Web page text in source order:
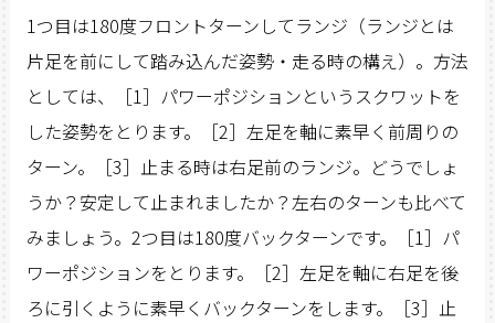
1つ目は180度フロントターンしてランジ（ランジとは
片足を前にして踏み込んだ姿勢・走る時の構え）。方法
としては、［1］パワーポジションというスクワットを
した姿勢をとります。［2］左足を軸に素早く前周りの
ターン。［3］止まる時は右足前のランジ。どうでしょ
うか？安定して止まれましたか？左右のターンも比べて
みましょう。2つ目は180度バックターンです。［1］パ
ワーポジションをとります。［2］左足を軸に右足を後
ろに引くように素早くバックターンをします。［3］止